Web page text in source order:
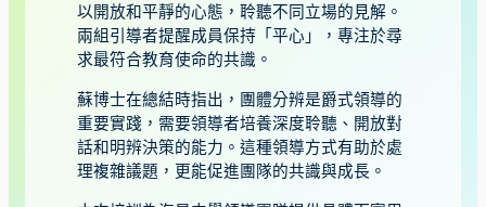
以開放和平靜的心態，聆聽不同立場的見解。
兩組引導者提醒成員保持「平心」，專注於尋
求最符合教育使命的共識。
蘇博士在總結時指出，團體分辨是爵式領導的
重要實踐，需要領導者培養深度聆聽、開放對
話和明辨決策的能力。這種領導方式有助於處
理複雜議題，更能促進團隊的共識與成長。